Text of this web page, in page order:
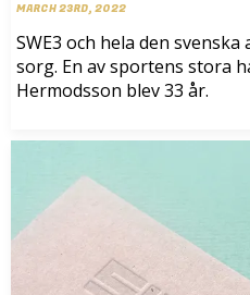
MARCH 23RD, 2022
SWE3 och hela den
sorg. En av sportens stora
Hermodsson blev 33 år.